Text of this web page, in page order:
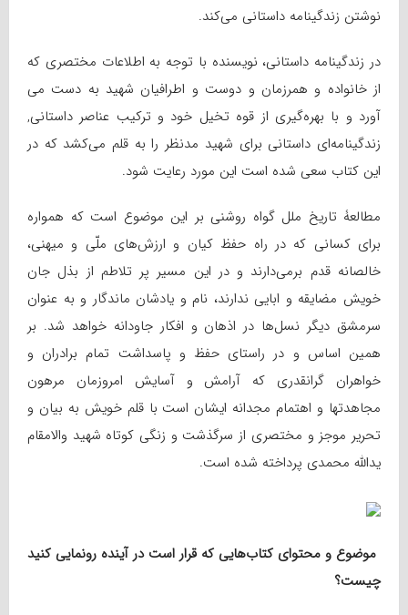
نوشتن زندگینامه داستانی می‌کند.
در زندگینامه داستانی، نویسنده با توجه به اطلاعات مختصری که
از خانواده و همرزمان و دوست و اطرافیان شهید به دست می
آورد و با بهره‌گیری از قوه تخیل خود و ترکیب عناصر داستانی,
زندگینامه‌ای داستانی برای شهید مدنظر را به قلم می‌کشد که در
این کتاب سعی شده است این مورد رعایت شود.
مطالعۀ تاریخ ملل گواه روشنی بر این موضوع است که همواره
برای کسانی که در راه حفظ کیان و ارزش­‌های ملّی و میهنی،
خالصانه قدم برمی­‌دارند و در این مسیر پر تلاطم از بذل جان
خویش مضایقه و ابایی ندارند، نام و یادشان ماندگار و به عنوان
سرمشق دیگر نسل‌­ها در اذهان و افکار جاودانه خواهد شد. بر
همین اساس و در راستای حفظ و پاسداشت تمام برادران و
خواهران گرانقدری که آرامش و آسایش امروزمان مرهون
مجاهدت­ها و اهتمام مجدانه ایشان است با قلم خویش به بیان و
تحریر موجز و مختصری از سرگذشت و زنگی کوتاه شهید والامقام
یدالله محمدی پرداخته شده است.
موضوع و محتوای کتاب‌هایی که قرار است در آینده‌ رونمایی کنید
چیست؟